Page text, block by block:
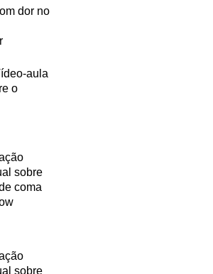
dor no
aula
o
sobre
coma
sobre